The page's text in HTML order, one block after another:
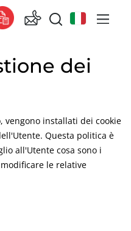
dei
vengono installati dei cookie
Questa politica è
all'Utente cosa sono i
le relative